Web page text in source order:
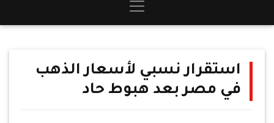
استقرار نسبي لأسعار الذهب
في مصر بعد هبوط حاد